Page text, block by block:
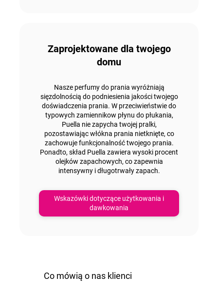
Zaprojektowane dla twojego
domu
Nasze perfumy do prania wyróżniają
sięzdolnością do podniesienia jakości twojego
doświadczenia prania. W przeciwieństwie do
typowych zamiennikow płynu do płukania,
Puella nie zapycha twojej pralki,
pozostawiając włókna prania nietknięte, co
zachowuje funkcjonalność twojego prania.
Ponadto, skład Puella zawiera wysoki procent
olejków zapachowych, co zapewnia
intensywny i długotrwały zapach.
Wskazówki dotyczące użytkowania i
dawkowania